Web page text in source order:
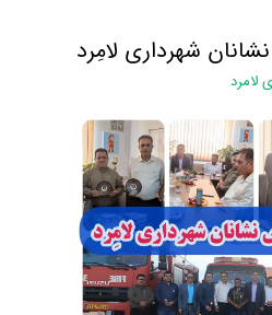
شهرداری لامِرد
لامرد